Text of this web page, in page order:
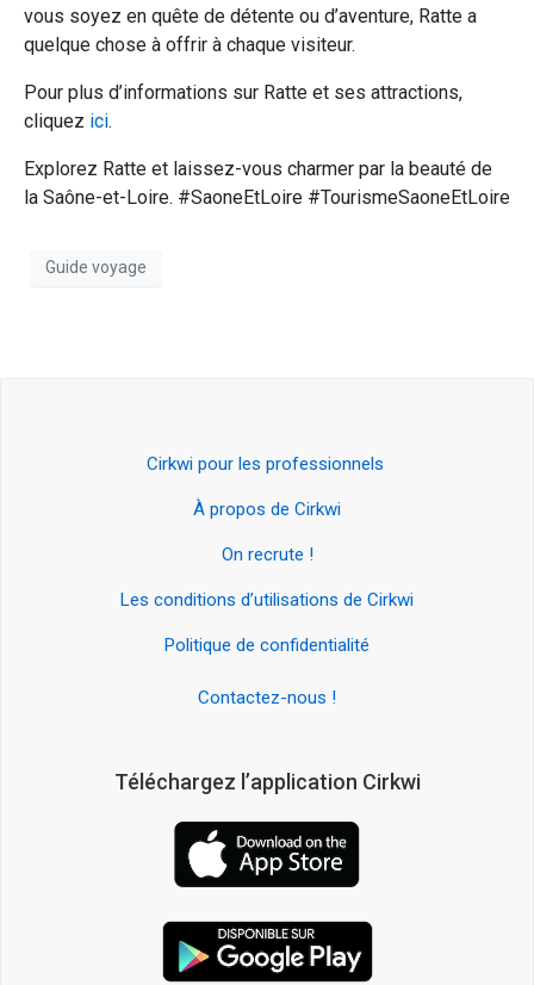
vous soyez en quête de détente ou d’aventure, Ratte a
quelque chose à offrir à chaque visiteur.
Pour plus d’informations sur Ratte et ses attractions,
cliquez ici.
Explorez Ratte et laissez-vous charmer par la beauté de
la Saône-et-Loire. #SaoneEtLoire #TourismeSaoneEtLoire
Guide voyage
Cirkwi pour les professionnels
À propos de Cirkwi
On recrute !
Les conditions d’utilisations de Cirkwi
Politique de confidentialité
Contactez-nous !
Téléchargez l’application Cirkwi